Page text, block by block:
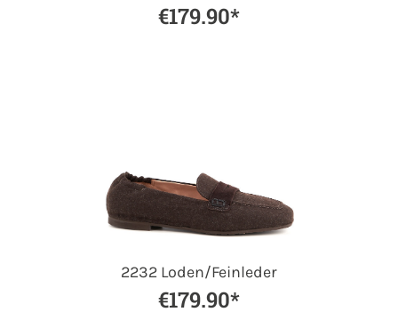
€179.90*
2232 Loden/Feinleder
€179.90*